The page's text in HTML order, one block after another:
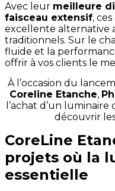
Avec leur meilleure
faisceau extensif,
excellente alternative
traditionnels. Sur le
fluide et la
offrir à vos clients le
À l’occasion du
Coreline Etanche,
l’achat d’un luminaire
découvrir
CoreLine
projets où la
essentielle